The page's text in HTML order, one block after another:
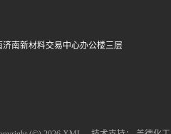
南新材料交易中心办公楼三层